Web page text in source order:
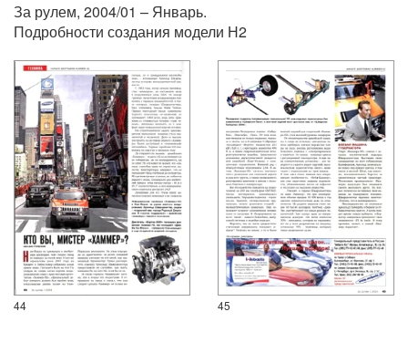
За рулем, 2004/01 – Январь.
Подробности создания модели Н2
44 45